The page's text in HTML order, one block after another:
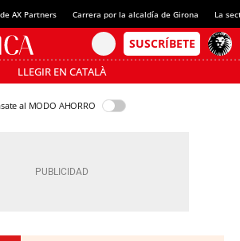
AX Partners Carrera por la alcaldía de Girona La
LLEGIR EN CATALÀ
al MODO AHORRO